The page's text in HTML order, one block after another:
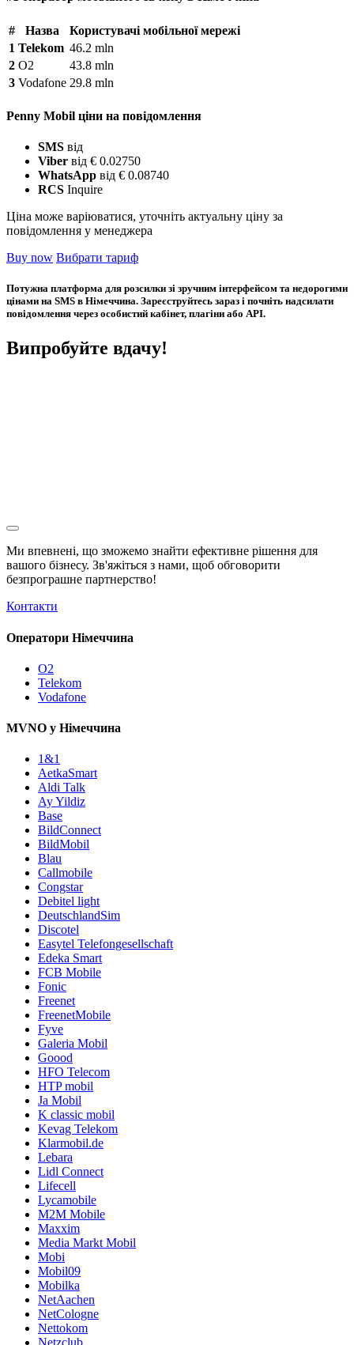
# Назва
Користувачі мобільної мережі
1 Telekom 46.2 mln
2 O2
43.8 mln
3 Vodafone 29.8 mln
Penny Mobil ціни на повідомлення
SMS від
Viber від € 0.02750
WhatsApp від € 0.08740
RCS Inquire
Ціна може варіюватися, уточніть актуальну ціну за
повідомлення у менеджера
Buy now Вибрати тариф
Потужна платформа для розсилки зі зручним інтерфейсом та недорогими
цінами на SMS в Німеччина. Зареєструйтесь зараз і почніть надсилати
повідомлення через особистий кабінет, плагіни або API.
Випробуйте вдачу!
Ми впевнені, що зможемо знайти ефективне рішення для
вашого бізнесу. Зв'яжіться з нами, щоб обговорити
безпрограшне партнерство!
Контакти
Оператори Німеччина
O2
Telekom
Vodafone
MVNO у Німеччина
1&1
AetkaSmart
Aldi Talk
Ay Yildiz
Base
BildConnect
BildMobil
Blau
Callmobile
Congstar
Debitel light
DeutschlandSim
Discotel
Easytel Telefongesellschaft
Edeka Smart
FCB Mobile
Fonic
Freenet
FreenetMobile
Fyve
Galeria Mobil
Goood
HFO Telecom
HTP mobil
Ja Mobil
K classic mobil
Kevag Telekom
Klarmobil.de
Lebara
Lidl Connect
Lifecell
Lycamobile
M2M Mobile
Maxxim
Media Markt Mobil
Mobi
Mobil09
Mobilka
NetAachen
NetCologne
Nettokom